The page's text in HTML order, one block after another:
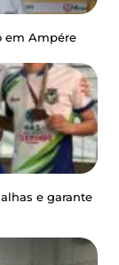
em Ampére
e garante